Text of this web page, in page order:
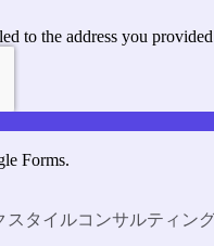
to the address you
Forms.
スタイルコンサルティン